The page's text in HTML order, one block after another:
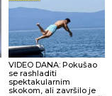
VIDEO DANA: Pokušao
se rashladiti
spektakularnim
skokom, ali završilo je